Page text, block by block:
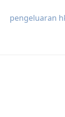
pengeluaran